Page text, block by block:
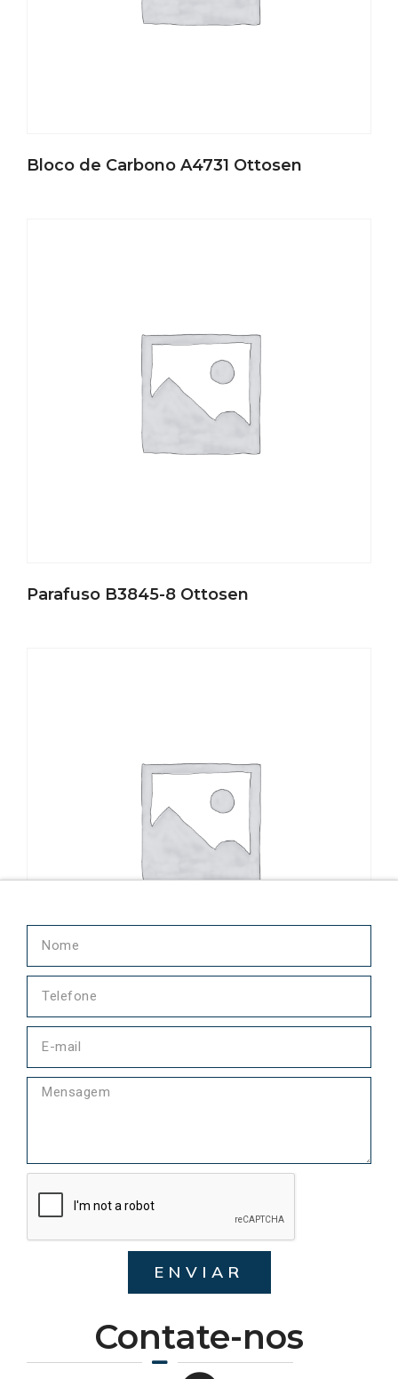
Bloco de Carbono A4731 Ottosen
Parafuso B3845-8 Ottosen
Arruela B7077-52 Ottosen
Contate-nos
ENVIAR